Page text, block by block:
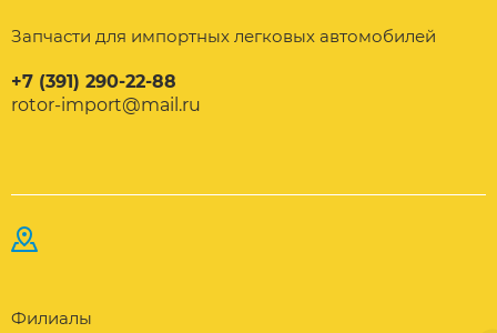
Запчасти для импортных легковых автомобилей
+7 (391) 290-22-88
rotor-import@mail.ru
Филиалы